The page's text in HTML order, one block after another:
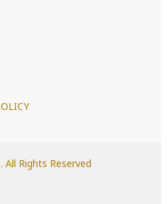
. All Rights Reserved